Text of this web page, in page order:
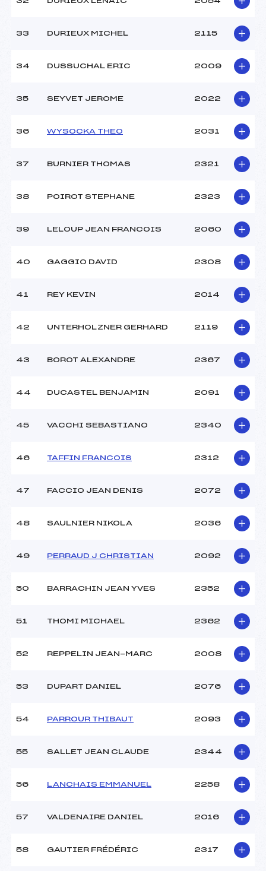
33 DURIEUX MICHEL 2115
34 DUSSUCHAL ERIC 2009
35 SEYVET JEROME 2022
36 WYSOCKA THEO 2031
37 BURNIER THOMAS 2321
38 POIROT STEPHANE 2323
39 LELOUP JEAN FRANCOIS 2060
40 GAGGIO DAVID 2308
41 REY KEVIN 2014
42 UNTERHOLZNER GERHARD 2119
43 BOROT ALEXANDRE 2367
44 DUCASTEL BENJAMIN 2091
45 VACCHI SEBASTIANO 2340
46 TAFFIN FRANCOIS 2312
47 FACCIO JEAN DENIS 2072
48 SAULNIER NIKOLA 2036
49 PERRAUD J CHRISTIAN 2092
50 BARRACHIN JEAN YVES 2352
51 THOMI MICHAEL 2362
52 REPPELIN JEAN-MARC 2008
53 DUPART DANIEL 2076
54 PARROUR THIBAUT 2093
55 SALLET JEAN CLAUDE 2344
56 LANCHAIS EMMANUEL 2258
57 VALDENAIRE DANIEL 2016
58 GAUTIER FRÉDÉRIC 2317